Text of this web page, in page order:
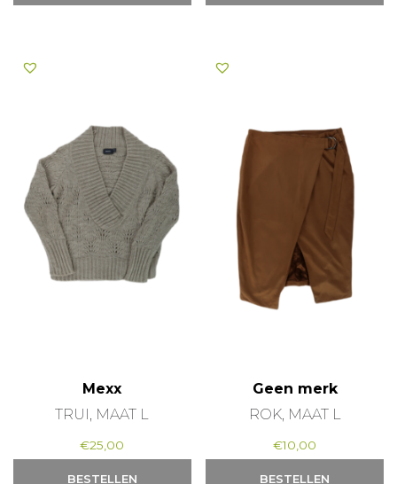
Mexx
TRUI, MAAT L
€25,00
BESTELLEN
Geen merk
ROK, MAAT L
€10,00
BESTELLEN